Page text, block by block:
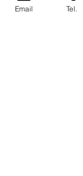
Email Tel.